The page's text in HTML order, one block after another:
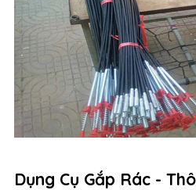
Dụng Cụ Gắp Rác -